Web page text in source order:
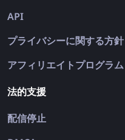
API
プライバシーに関する方針
アフィリエイトプログラム
法的支援
配信停止